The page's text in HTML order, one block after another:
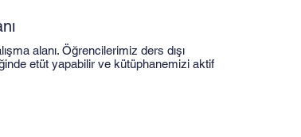
alanı. Öğrencilerimiz ders dışı
etüt yapabilir ve kütüphanemizi aktif